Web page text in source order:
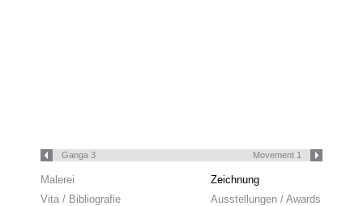
Ganga 3 Movement 1
Malerei
Zeichnung
Vita / Bibliografie
Ausstellungen / Awards